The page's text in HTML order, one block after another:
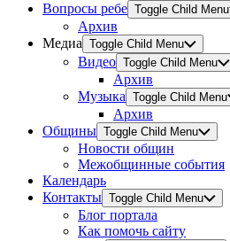
Вопросы ребе Toggle Child Menu
Архив
Медиа Toggle Child Menu
Видео Toggle Child Menu
Архив
Музыка Toggle Child Menu
Архив
Общины Toggle Child Menu
Новости общин
Межобщинные события
Календарь
Контакты Toggle Child Menu
Блог портала
Как помочь сайту